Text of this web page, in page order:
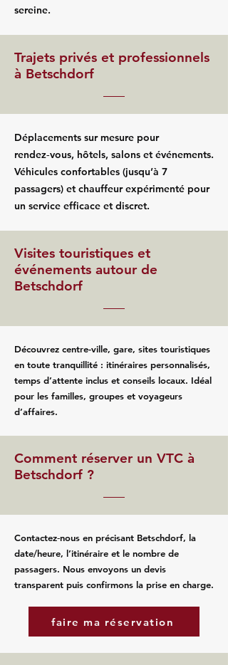
sereine.
Trajets privés et professionnels
à Betschdorf
Déplacements sur mesure pour
rendez‑vous, hôtels, salons et événements.
Véhicules confortables (jusqu’à 7
passagers) et chauffeur expérimenté pour
un service efficace et discret.
Visites touristiques et
événements autour de
Betschdorf
Découvrez centre-ville, gare, sites touristiques
en toute tranquillité : itinéraires personnalisés,
temps d’attente inclus et conseils locaux. Idéal
pour les familles, groupes et voyageurs
d’affaires.
Comment réserver un VTC à
Betschdorf ?
Contactez‑nous en précisant Betschdorf, la
date/heure, l’itinéraire et le nombre de
passagers. Nous envoyons un devis
transparent puis confirmons la prise en charge.
faire ma réservation